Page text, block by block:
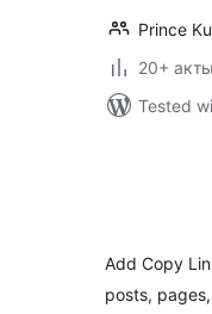
Prince
20+
Tested
Add Copy
posts,